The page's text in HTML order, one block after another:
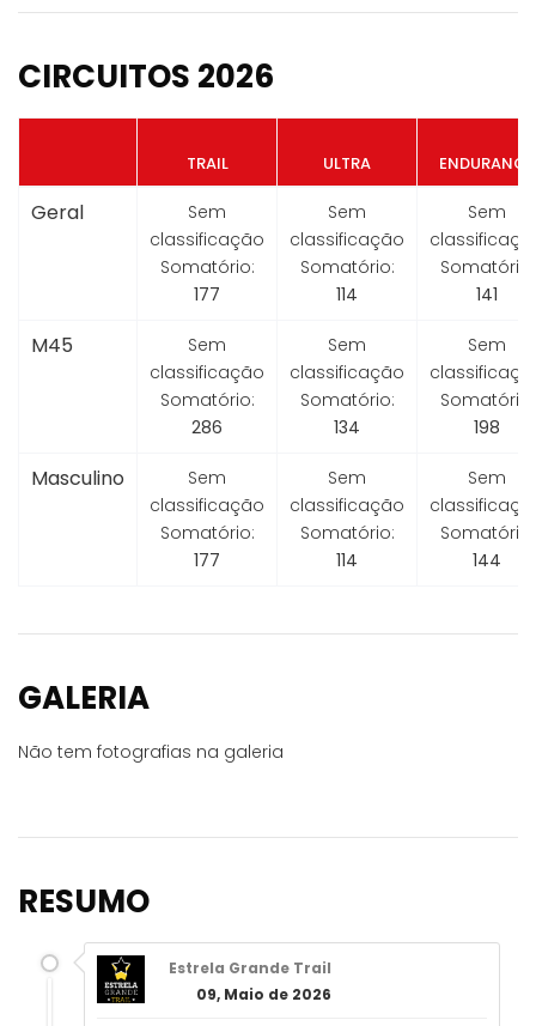
CIRCUITOS 2026
TRAIL ULTRA ENDURANCE
Geral
Sem
classificação
Somatório:
177
Sem
classificação
Somatório:
114
Sem
Somatório:
141
M45
Sem
classificação
Somatório:
286
Sem
classificação
Somatório:
134
Sem
Somatório:
198
Masculino
Sem
classificação
Somatório:
177
Sem
classificação
Somatório:
114
Sem
Somatório:
144
GALERIA
Não tem fotografias na galeria
RESUMO
Estrela Grande Trail
09, Maio de 2026